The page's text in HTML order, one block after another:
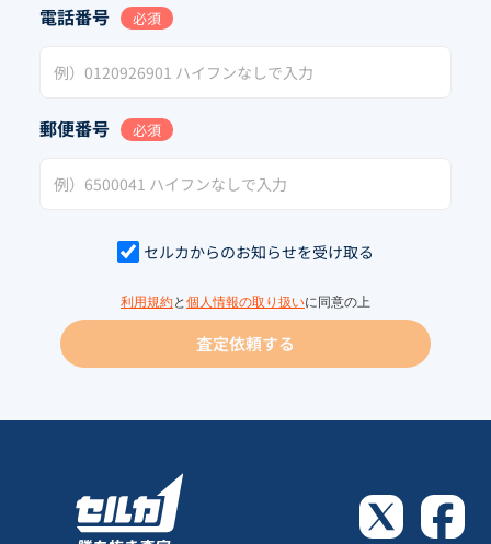
電話番号 必須
郵便番号 必須
セルカからのお知らせを受け取る
利用規約と 個人情報の取り扱いに同意の上
査定依頼する